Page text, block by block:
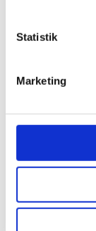
Statistik
Marketing
afholdt.